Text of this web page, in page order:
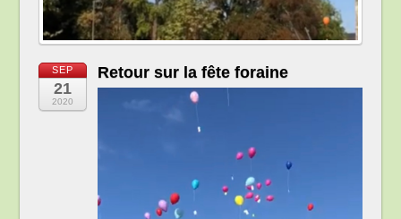
SEP
21
2020
Retour sur la fête foraine